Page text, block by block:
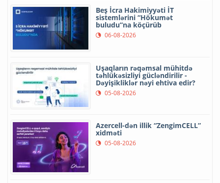
Beş İcra Hakimiyyəti İT
sistemlərini “Hökumət
buludu”na köçürüb
06-08-2026
Uşaqların rəqəmsal mühitdə
təhlükəsizliyi gücləndirilir -
Dəyişikliklər nəyi ehtiva edir?
05-08-2026
Azercell-dən illik “ZengimCELL”
xidməti
05-08-2026